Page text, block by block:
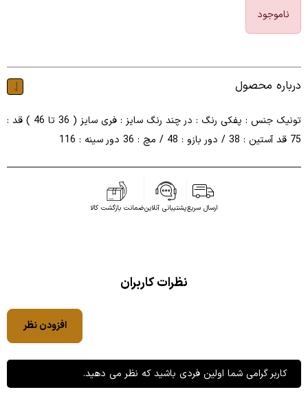
ناموجود
درباره محصول
تونیک جنس : پفکی رنگ : در چند رنگ سایز : فری سایز ( 36 تا 46 ) قد :
75 قد آستین : 38 / دور بازو : 48 / مچ : 36 دور سینه : 116
ارسال سریعپشتیبانی آنلاینضمانت بازگشت کالا
نظرات کاربران
افزودن نظر
کاربر گرامی شما اولین فردی باشید که نظر می دهید.